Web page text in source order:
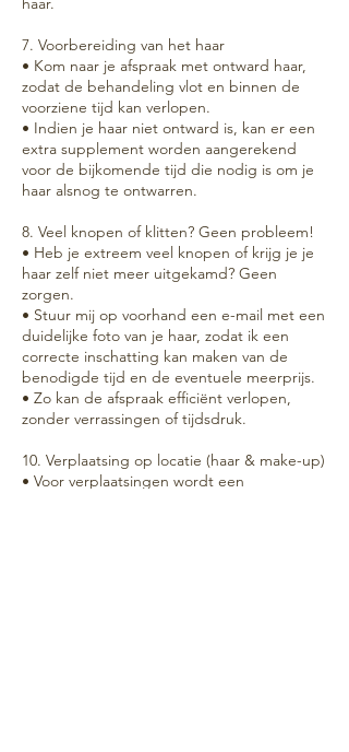
7. Voorbereiding van het haar
• Kom naar je afspraak met ontward haar,
zodat de behandeling vlot en binnen de
voorziene tijd kan verlopen.
• Indien je haar niet ontward is, kan er een
extra supplement worden aangerekend
voor de bijkomende tijd die nodig is om je
haar alsnog te ontwarren.
8. Veel knopen of klitten? Geen probleem!
• Heb je extreem veel knopen of krijg je je
haar zelf niet meer uitgekamd? Geen
zorgen.
• Stuur mij op voorhand een e-mail met een
duidelijke foto van je haar, zodat ik een
correcte inschatting kan maken van de
benodigde tijd en de eventuele meerprijs.
• Zo kan de afspraak efficiënt verlopen,
zonder verrassingen of tijdsdruk.
10. Verplaatsing op locatie (haar & make-up)
• Voor verplaatsingen wordt een